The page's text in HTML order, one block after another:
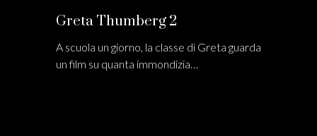
Greta Thumberg 2
A scuola un giorno, la classe di Greta guarda
un film su quanta immondizia…